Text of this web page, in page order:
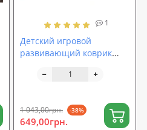
1
Детский игровой
развивающий коврик
120x200см (FI-0091)
1 043,00грн. -38%
649,00грн.